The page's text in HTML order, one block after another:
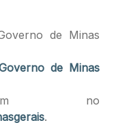
de Minas
de Minas
no
.